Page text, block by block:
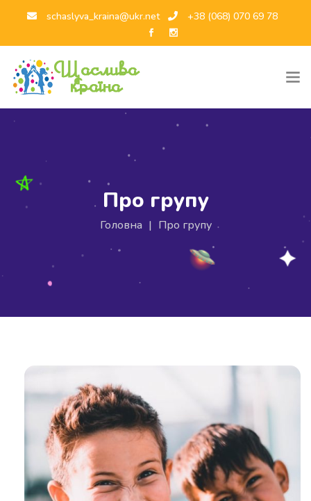
schaslyva_kraina@ukr.net +38 (068) 070 69 78
Про групу
Головна | Про групу